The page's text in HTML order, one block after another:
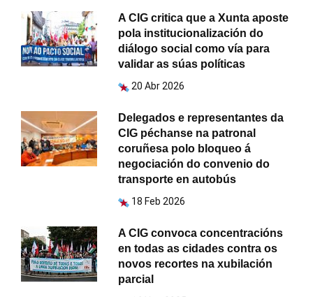
A CIG critica que a Xunta aposte
pola institucionalización do
diálogo social como vía para
validar as súas políticas
20 Abr 2026
Delegados e representantes da
CIG péchanse na patronal
coruñesa polo bloqueo á
negociación do convenio do
transporte en autobús
18 Feb 2026
A CIG convoca concentracións
en todas as cidades contra os
novos recortes na xubilación
parcial